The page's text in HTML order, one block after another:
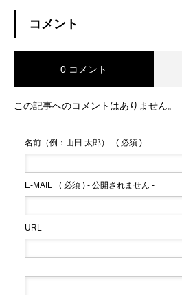
コメント
0 コメント
この記事へのコメントはありません。
名前（例：山田 太郎） ( 必須 )
E-MAIL ( 必須 ) - 公開されません -
URL